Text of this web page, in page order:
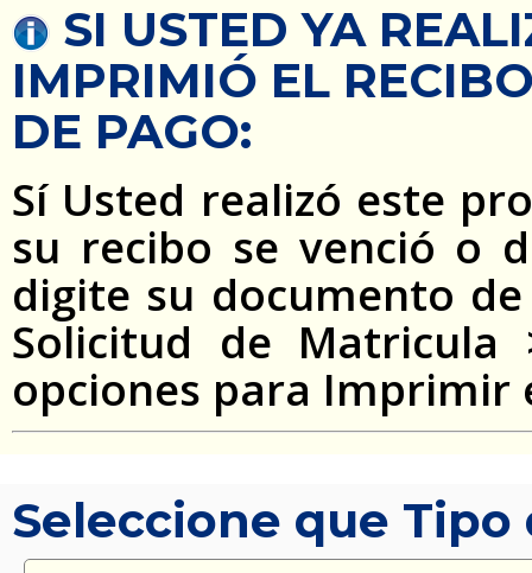
SI USTED YA
IMPRIMIÓ EL
DE PAGO:
Sí Usted realizó este
su recibo se venció o
digite su documento
Solicitud de
opciones para Imprimir
Seleccione que